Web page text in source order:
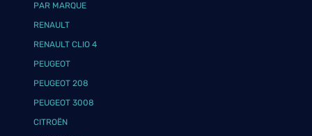
PAR MARQUE
RENAULT
RENAULT CLIO 4
PEUGEOT
PEUGEOT 208
PEUGEOT 3008
CITROËN